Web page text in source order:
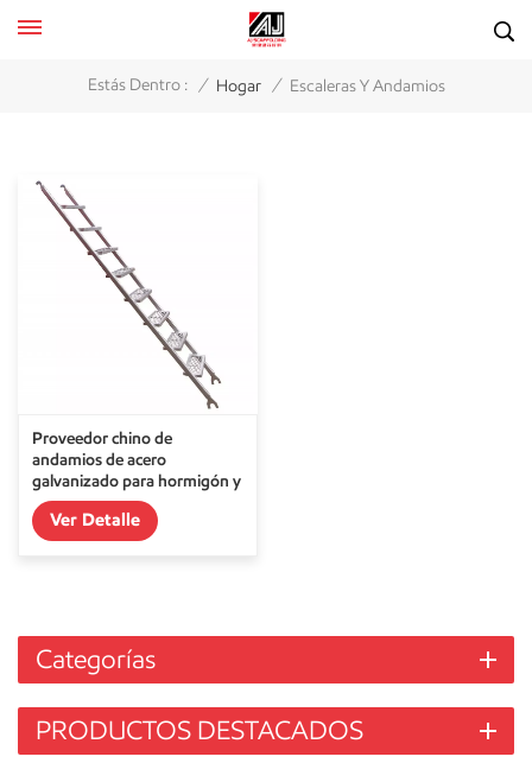
Estás Dentro : / Hogar / Escaleras Y Andamios
Proveedor chino de
andamios de acero
galvanizado para hormigón y
escaleras
Ver Detalle
Categorías
PRODUCTOS DESTACADOS